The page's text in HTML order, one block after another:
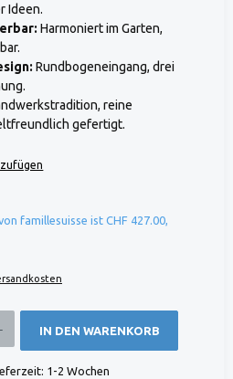
Ideen.
Harmoniert im Garten,
Rundbogeneingang, drei
reine
gefertigt.
famillesuisse ist CHF 427.00,
IN DEN WARENKORB
1-2 Wochen